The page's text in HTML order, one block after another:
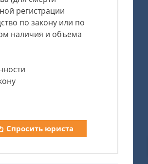
регистрации
по закону или по
наличия и объема
Спросить юриста